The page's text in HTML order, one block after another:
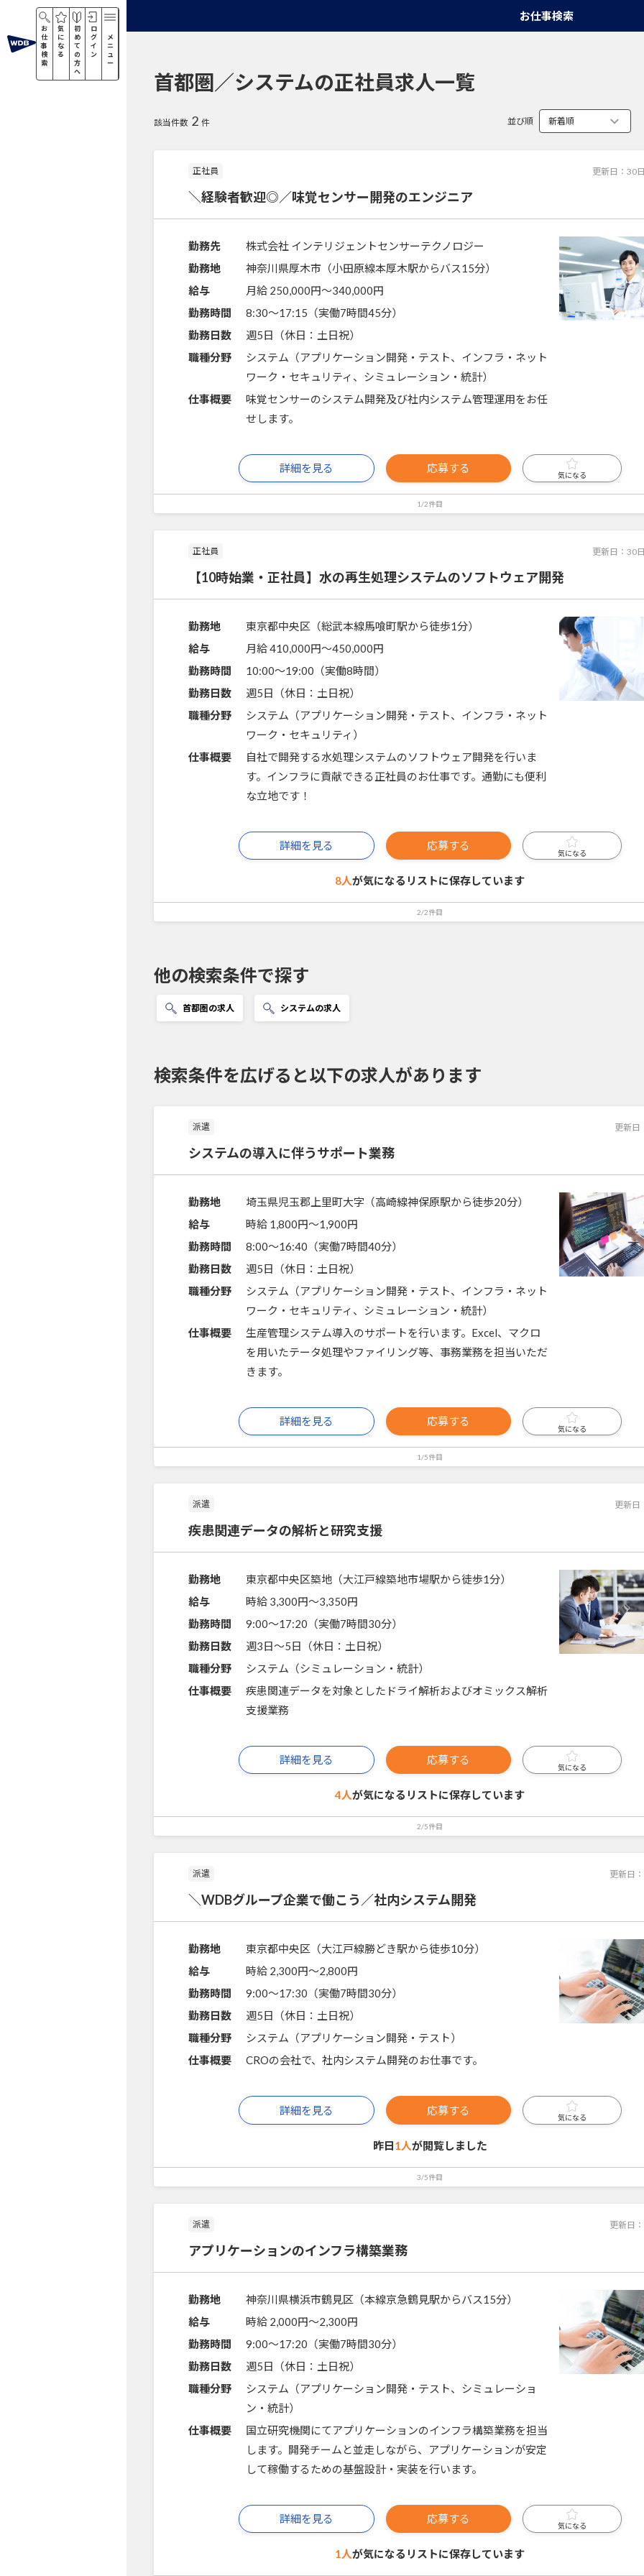
お
仕
事
検
索
気
に
な
る
初
め
て
の
方
へ
ロ
グ
イ
ン
メ
ニ
ュ
ー
お仕事検索
首都圏／システムの正社員求人一覧
該当件数 2 件 並び順
正社員 更新日： 30
＼経験者歓迎◎／味覚センサー開発のエンジニア
勤務先
株式会社 インテリジェントセンサーテクノロジー
勤務地
神奈川県厚木市（小田原線本厚木駅からバス15分）
給与
月給 250,000円〜340,000円
勤務時間
8:30～17:15（実働7時間45分）
勤務日数
週5日（休日：土日祝）
職種分野
システム（アプリケーション開発・テスト、インフラ・ネット
ワーク・セキュリティ、シミュレーション・統計）
仕事概要
味覚センサーのシステム開発及び社内システム管理運用をお任
せします。
詳細を見る 応募する
気になる
1/2件目
正社員 更新日： 30
【10時始業・正社員】水の再生処理システムのソフトウェア開発
勤務地
東京都中央区（総武本線馬喰町駅から徒歩1分）
給与
月給 410,000円〜450,000円
勤務時間
10:00～19:00（実働8時間）
勤務日数
週5日（休日：土日祝）
職種分野
システム（アプリケーション開発・テスト、インフラ・ネット
ワーク・セキュリティ）
仕事概要
自社で開発する水処理システムのソフトウェア開発を行いま
す。インフラに貢献できる正社員のお仕事です。通勤にも便利
な立地です！
詳細を見る 応募する
気になる
8人が気になるリストに保存しています
2/2件目
他の検索条件で探す
首都圏の求人 システムの求人
検索条件を広げると以下の求人があります
派遣 更新日
システムの導入に伴うサポート業務
勤務地
埼玉県児玉郡上里町大字（高崎線神保原駅から徒歩20分）
給与
時給 1,800円〜1,900円
勤務時間
8:00～16:40（実働7時間40分）
勤務日数
週5日（休日：土日祝）
職種分野
システム（アプリケーション開発・テスト、インフラ・ネット
ワーク・セキュリティ、シミュレーション・統計）
仕事概要
生産管理システム導入のサポートを行います。Excel、マクロ
を用いたテータ処理やファイリング等、事務業務を担当いただ
きます。
詳細を見る 応募する
気になる
1/5件目
派遣 更新日
疾患関連データの解析と研究支援
勤務地
東京都中央区築地（大江戸線築地市場駅から徒歩1分）
給与
時給 3,300円〜3,350円
勤務時間
9:00～17:20（実働7時間30分）
勤務日数
週3日～5日（休日：土日祝）
職種分野
システム（シミュレーション・統計）
仕事概要
疾患関連データを対象としたドライ解析およびオミックス解析
支援業務
詳細を見る 応募する
気になる
4人が気になるリストに保存しています
2/5件目
派遣 更新日：
＼WDBグループ企業で働こう／社内システム開発
勤務地
東京都中央区（大江戸線勝どき駅から徒歩10分）
給与
時給 2,300円〜2,800円
勤務時間
9:00～17:30（実働7時間30分）
勤務日数
週5日（休日：土日祝）
職種分野
システム（アプリケーション開発・テスト）
仕事概要
CROの会社で、社内システム開発のお仕事です。
詳細を見る 応募する
気になる
昨日1人が閲覧しました
3/5件目
派遣 更新日：
アプリケーションのインフラ構築業務
勤務地
神奈川県横浜市鶴見区（本線京急鶴見駅からバス15分）
給与
時給 2,000円〜2,300円
勤務時間
9:00～17:20（実働7時間30分）
勤務日数
週5日（休日：土日祝）
職種分野
システム（アプリケーション開発・テスト、シミュレーショ
ン・統計）
仕事概要
国立研究機関にてアプリケーションのインフラ構築業務を担当
します。開発チームと並走しながら、アプリケーションが安定
して稼働するための基盤設計・実装を行います。
詳細を見る 応募する
気になる
1人が気になるリストに保存しています